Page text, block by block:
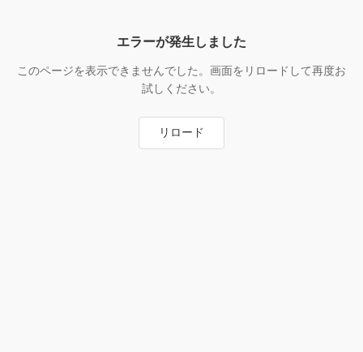
エラーが発生しました
このページを表示できませんでした。画面をリロードして再度お
試しください。
リロード